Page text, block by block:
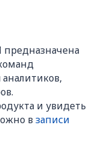
предназначена
и увидеть
взаписи